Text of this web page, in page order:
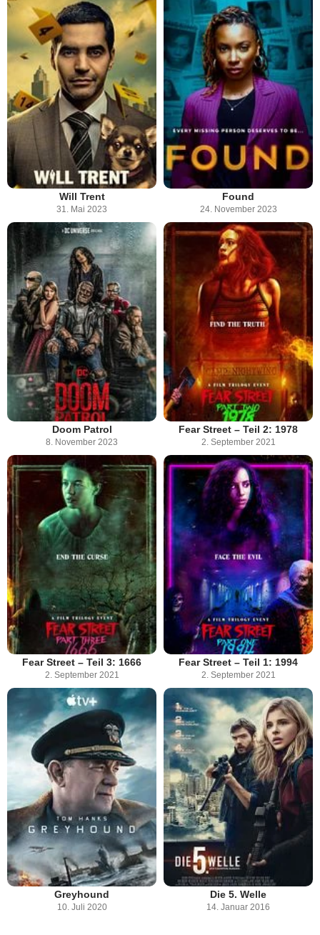
Will Trent
31. Mai 2023
Found
24. November 2023
Doom Patrol
8. November 2023
Fear Street – Teil 2: 1978
2. September 2021
Fear Street – Teil 3: 1666
2. September 2021
Fear Street – Teil 1: 1994
2. September 2021
Greyhound
10. Juli 2020
Die 5. Welle
14. Januar 2016